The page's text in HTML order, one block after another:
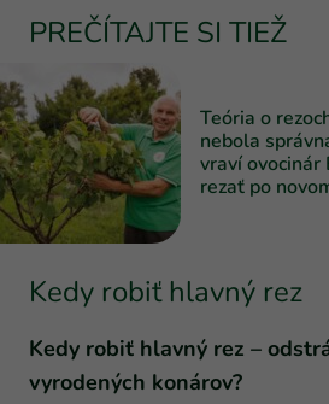
PREČÍTAJTE SI TIEŽ
Teória o
nebola
vraví ovocinár
rezať po
Kedy robiť hlavný rez
Kedy robiť hlavný rez –
vyrodených konárov?